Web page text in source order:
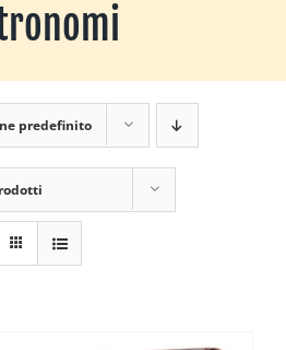
predefinito